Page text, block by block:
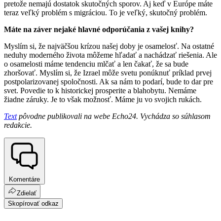
pretože nemajú dostatok skutočných sporov. Aj keď v Európe máte
teraz veľký problém s migráciou. To je veľký, skutočný problém.
Máte na záver nejaké hlavné odporúčania z vašej knihy?
Myslím si, že najväčšou krízou našej doby je osamelosť. Na ostatné
neduhy moderného života môžeme hľadať a nachádzať riešenia. Ale
o osamelosti máme tendenciu mlčať a len čakať, že sa bude
zhoršovať. Myslím si, že Izrael môže svetu ponúknuť príklad prvej
postpolarizovanej spoločnosti. Ak sa nám to podarí, bude to dar pre
svet. Povedie to k historickej prosperite a blahobytu. Nemáme
žiadne záruky. Je to však možnosť. Máme ju vo svojich rukách.
Textpôvodne publikovali na webe Echo24. Vychádza so súhlasom
redakcie.
Komentáre
Zdielať
Skopírovať odkaz